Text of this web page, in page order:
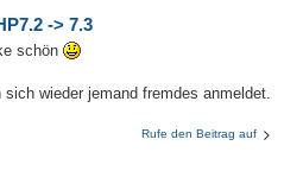
-> 7.3
schön
wieder jemand fremdes anmeldet.
Rufe den Beitrag auf